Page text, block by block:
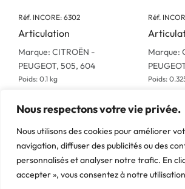
Nous respectons votre vie privée.
Nous utilisons des cookies pour améliorer
navigation, diffuser des publicités ou des
personnalisés et analyser notre trafic. En
accepter », vous consentez à notre
Réf. INCORE: 6302
Articulation
Marque: CITROËN -
PEUGEOT, 505, 604
Poids: 0.1 kg
Réf.
Marque:
Poids: